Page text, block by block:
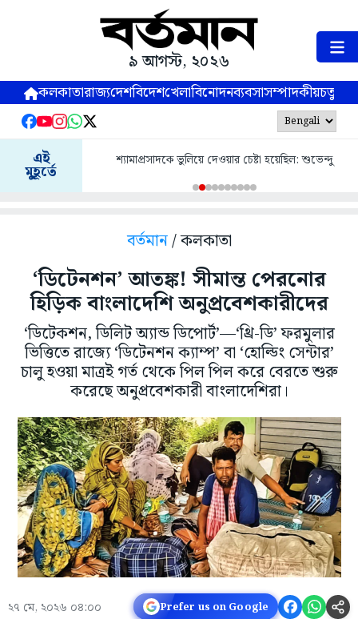
৯ আগস্ট, ২০২৬
কলকাতারাজ্যদেশবিদেশখেলাবিনোদনব্যবসাসম্পাদকীয়
এই
মুহূর্তে
শ্যামাপ্রসাদকে ভুলিয়ে দেওয়ার চেষ্টা হয়েছিল: শুভেন্দু
বর্তমান/ কলকাতা
‘ডিটেনশন’ আতঙ্ক! সীমান্ত পেরনোর
হিড়িক বাংলাদেশি অনুপ্রবেশকারীদের
‘ডিটেকশন, ডিলিট অ্যান্ড ডিপোর্ট’—‘থ্রি-ডি’ ফরমুলার
ভিত্তিতে রাজ্যে ‘ডিটেনশন ক্যাম্প’ বা ‘হোল্ডিং সেন্টার’
চালু হওয়া মাত্রই গর্ত থেকে পিল পিল করে বেরতে শুরু
করেছে অনুপ্রবেশকারী বাংলাদেশিরা।
২৭ মে, ২০২৬ ০৪:০০ Prefer us on Google